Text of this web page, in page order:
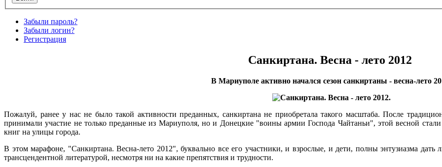
Забыли пароль?
Забыли логин?
Регистрация
Санкиртана. Весна - лето 2012
В Мариуполе активно начался сезон санкиртаны - весна-лето
Пожалуй, ранее у нас не было такой активности преданных, санкиртана не приобретала такого масштаба. После
принимали участие не только преданные из Мариуполя, но и Донецкие "воины армии Господа Чайтаньи", этой весной
книг на улицы города.
В этом марафоне, "Санкиртана. Весна-лето 2012", буквально все его участники, и взрослые, и дети, полны энтузиазма
трансцендентной литературой, несмотря ни на какие препятствия и трудности.